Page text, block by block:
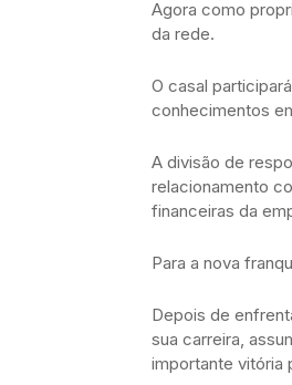
Agora como
da rede.
O casal
conhecimentos
A divisão de
relacionamento
financeiras da
Para a nova
Depois de
sua carreira,
importante vitória